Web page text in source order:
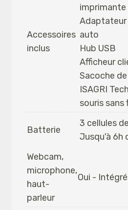
Accessoires
inclus
imprimante
Adaptateur
auto
Hub USB
Afficheur
Sacoche
ISAGRI
souris sans
Batterie
3 cellules
Jusqu'à 6h
Webcam,
microphone,
haut-
parleur
Oui -